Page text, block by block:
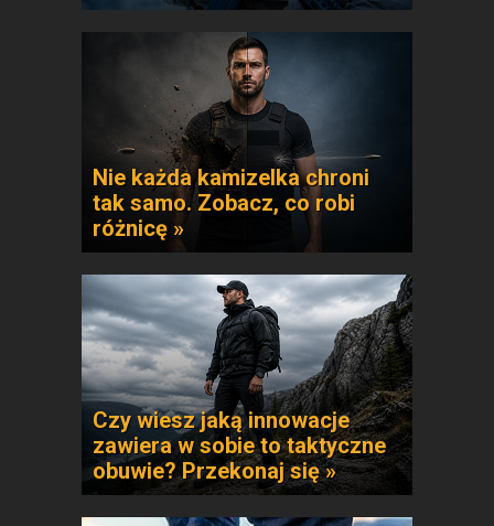
Nie każda kamizelka chroni
tak samo. Zobacz, co robi
różnicę »
Czy wiesz jaką innowacje
zawiera w sobie to taktyczne
obuwie? Przekonaj się »